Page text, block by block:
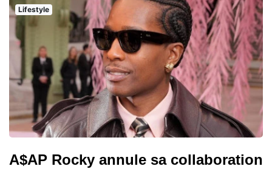
Lifestyle
A$AP Rocky annule sa collaboration